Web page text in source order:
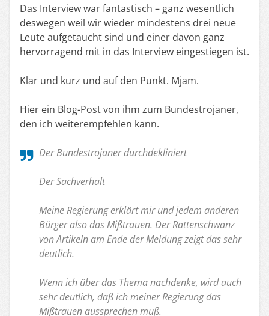
Das Interview war fantastisch – ganz wesentlich
deswegen weil wir wieder mindestens drei neue
Leute aufgetaucht sind und einer davon ganz
hervorragend mit in das Interview eingestiegen ist.
Klar und kurz und auf den Punkt. Mjam.
Hier ein Blog-Post von ihm zum Bundestrojaner,
den ich weiterempfehlen kann.
Der Bundestrojaner durchdekliniert
Der Sachverhalt
Meine Regierung erklärt mir und jedem anderen
Bürger also das Mißtrauen. Der Rattenschwanz
von Artikeln am Ende der Meldung zeigt das sehr
deutlich.
Wenn ich über das Thema nachdenke, wird auch
sehr deutlich, daß ich meiner Regierung das
Mißtrauen aussprechen muß.